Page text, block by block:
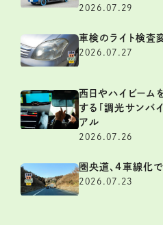
2026.07.29
車検のライト検査
2026.07.27
西日やハイビーム
する「調光サンバ
アル
2026.07.26
圏央道、4車線化
2026.07.23